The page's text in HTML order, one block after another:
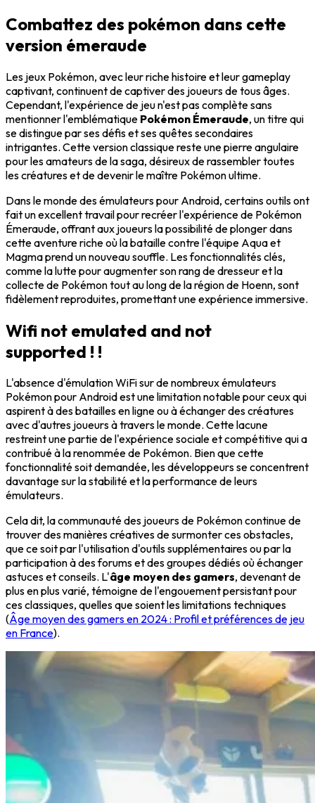
Combattez des pokémon dans cette
version émeraude
Les jeux Pokémon, avec leur riche histoire et leur gameplay
captivant, continuent de captiver des joueurs de tous âges.
Cependant, l'expérience de jeu n'est pas complète sans
mentionner l'emblématique Pokémon Émeraude, un titre qui
se distingue par ses défis et ses quêtes secondaires
intrigantes. Cette version classique reste une pierre angulaire
pour les amateurs de la saga, désireux de rassembler toutes
les créatures et de devenir le maître Pokémon ultime.
Dans le monde des émulateurs pour Android, certains outils ont
fait un excellent travail pour recréer l'expérience de Pokémon
Émeraude, offrant aux joueurs la possibilité de plonger dans
cette aventure riche où la bataille contre l'équipe Aqua et
Magma prend un nouveau souffle. Les fonctionnalités clés,
comme la lutte pour augmenter son rang de dresseur et la
collecte de Pokémon tout au long de la région de Hoenn, sont
fidèlement reproduites, promettant une expérience immersive.
Wifi not emulated and not
supported ! !
L'absence d'émulation WiFi sur de nombreux émulateurs
Pokémon pour Android est une limitation notable pour ceux qui
aspirent à des batailles en ligne ou à échanger des créatures
avec d'autres joueurs à travers le monde. Cette lacune
restreint une partie de l'expérience sociale et compétitive qui a
contribué à la renommée de Pokémon. Bien que cette
fonctionnalité soit demandée, les développeurs se concentrent
davantage sur la stabilité et la performance de leurs
émulateurs.
Cela dit, la communauté des joueurs de Pokémon continue de
trouver des manières créatives de surmonter ces obstacles,
que ce soit par l'utilisation d'outils supplémentaires ou par la
participation à des forums et des groupes dédiés où échanger
astuces et conseils. L'âge moyen des gamers, devenant de
plus en plus varié, témoigne de l'engouement persistant pour
ces classiques, quelles que soient les limitations techniques
(Âge moyen des gamers en 2024 : Profil et préférences de jeu
en France).